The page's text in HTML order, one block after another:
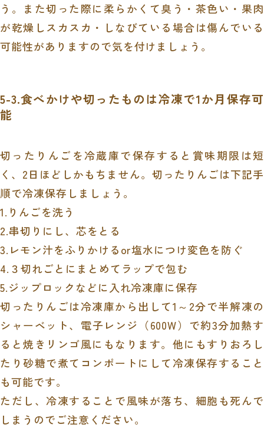
う。また切った際に柔らかくて臭う・茶色い・果肉
が乾燥しスカスカ・しなびている場合は傷んでいる
可能性がありますので気を付けましょう。
5-3.食べかけや切ったものは冷凍で1か月保存可
能
切ったりんごを冷蔵庫で保存すると賞味期限は短
く、2日ほどしかもちません。切ったりんごは下記手
順で冷凍保存しましょう。
1.りんごを洗う
2.串切りにし、芯をとる
3.レモン汁をふりかけるor塩水につけ変色を防ぐ
4.３切れごとにまとめてラップで包む
5.ジップロックなどに入れ冷凍庫に保存
切ったりんごは冷凍庫から出して1～2分で半解凍の
シャーベット、電子レンジ（600W）で約3分加熱す
ると焼きリンゴ風にもなります。他にもすりおろし
たり砂糖で煮てコンポートにして冷凍保存すること
も可能です。
ただし、冷凍することで風味が落ち、細胞も死んで
しまうのでご注意ください。